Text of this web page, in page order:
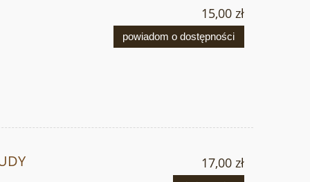
15,00 zł
powiadom o dostępności
17,00 zł